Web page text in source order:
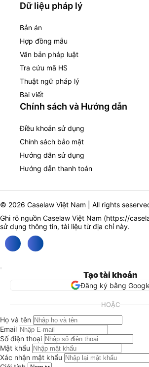
Dữ liệu pháp lý
Bản án
Hợp đồng mẫu
Văn bản pháp luật
Tra cứu mã HS
Thuật ngữ pháp lý
Bài viết
Chính sách và Hướng dẫn
Điều khoản sử dụng
Chính sách bảo mật
Hướng dẫn sử dụng
Hướng dẫn thanh toán
© 2026 Caselaw Việt Nam | All rights
Ghi rõ nguồn Caselaw Việt Nam (https://
sử dụng thông tin, tài liệu từ địa chỉ này.
Tạo tài khoản
Đăng ký bằng
HOẶC
Họ và tên
Email
Số điện thoại
Mật khẩu
Xác nhận mật khẩu